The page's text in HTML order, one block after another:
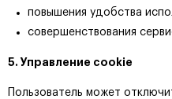
повышения удобства
совершенствования
5. Управление cookie
Пользователь может